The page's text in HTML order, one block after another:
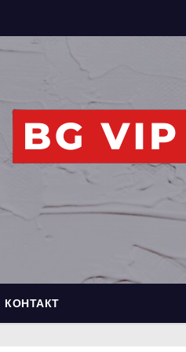
КОНТАКТ